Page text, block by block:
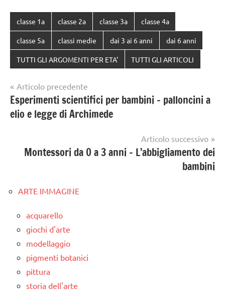
classe 1a classe 2a classe 3a classe 4a
classe 5a classi medie dai 3 ai 6 anni dai 6 anni
TUTTI GLI ARGOMENTI PER ETA' TUTTI GLI ARTICOLI
Navigazione
articoli
Articolo precedente
Esperimenti scientifici per bambini – palloncini a
elio e legge di Archimede
Articolo successivo
Montessori da 0 a 3 anni – L’abbigliamento dei
bambini
ARTE IMMAGINE
acquarello
giochi d'arte
modellaggio
pigmenti botanici
pittura
storia dell'arte